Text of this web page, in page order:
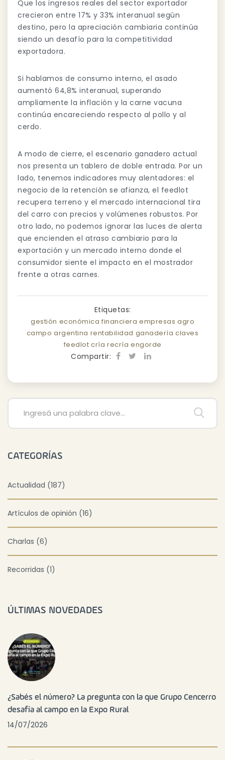
Que los ingresos reales del sector exportador
crecieron entre 17% y 33% interanual según
destino, pero la apreciación cambiaria continúa
siendo un desafío para la competitividad
exportadora.
Si hablamos de consumo interno, el asado
aumentó 64,8% interanual, superando
ampliamente la inflación y la carne vacuna
continúa encareciendo respecto al pollo y al
cerdo.
A modo de cierre, el escenario ganadero actual
nos presenta un tablero de doble entrada. Por un
lado, tenemos indicadores muy alentadores: el
negocio de la retención se afianza, el feedlot
recupera terreno y el mercado internacional tira
del carro con precios y volúmenes robustos. Por
otro lado, no podemos ignorar las luces de alerta
que encienden el atraso cambiario para la
exportación y un mercado interno donde el
consumidor siente el impacto en el mostrador
frente a otras carnes.
Etiquetas:
gestión económica financiera empresas agro
campo argentina rentabilidad ganadería claves
feedlot cría recría engorde
Compartir:
CATEGORÍAS
Actualidad (187)
Artículos de opinión (16)
Charlas (6)
Recorridas (1)
ÚLTIMAS NOVEDADES
¿Sabés el número? La pregunta con la que Grupo Cencerro
desafía al campo en la Expo Rural
14/07/2026